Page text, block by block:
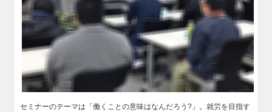
セミナーのテーマは「働くことの意味はなんだろう?」。就労を目指す